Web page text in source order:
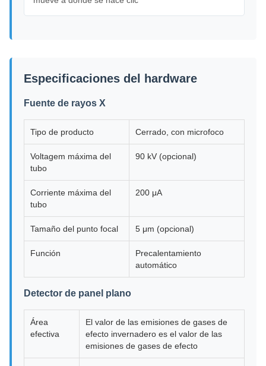
Especificaciones del hardware
Fuente de rayos X
Tipo de producto Cerrado, con microfoco
Voltagem máxima del
tubo
90 kV (opcional)
Corriente máxima del
tubo
200 μA
Tamaño del punto focal 5 μm (opcional)
Función
Precalentamiento
automático
Detector de panel plano
Área
efectiva
El valor de las emisiones de gases de
efecto invernadero es el valor de las
emisiones de gases de efecto